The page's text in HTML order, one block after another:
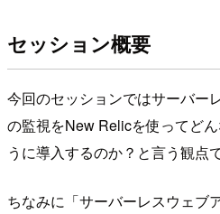
セッション概要
今回のセッションではサーバー
の監視をNew Relicを使ってど
うに導入するのか？と言う観点
ちなみに「サーバーレスウェブ